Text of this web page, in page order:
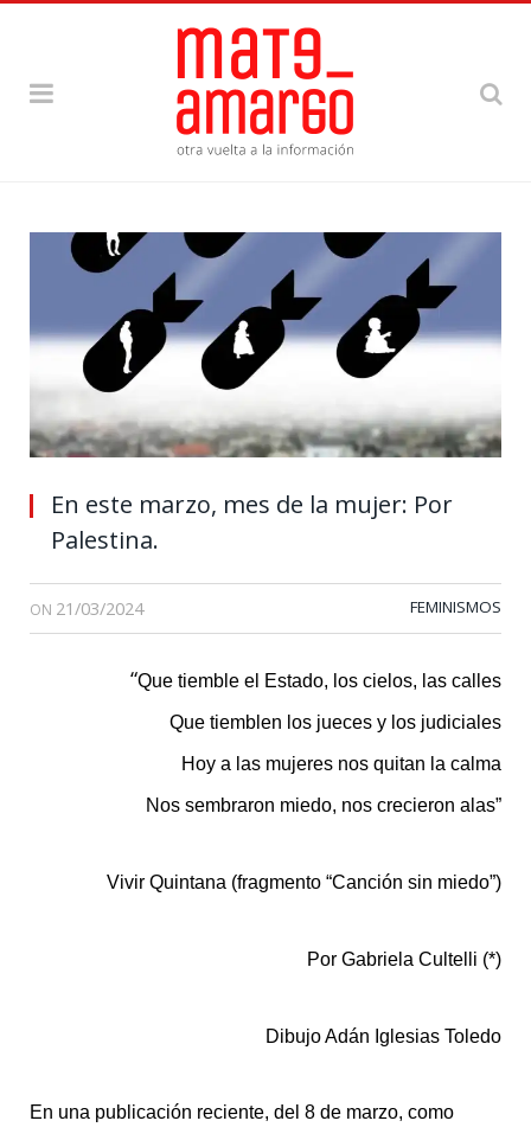
En este marzo, mes de la mujer: Por
Palestina.
ON 21/03/2024 FEMINISMOS
“Que tiemble el Estado, los cielos, las calles
Que tiemblen los jueces y los judiciales
Hoy a las mujeres nos quitan la calma
Nos sembraron miedo, nos crecieron alas”
Vivir Quintana (fragmento “Canción sin miedo”)
Por Gabriela Cultelli (*)
Dibujo Adán Iglesias Toledo
En una publicación reciente, del 8 de marzo, como